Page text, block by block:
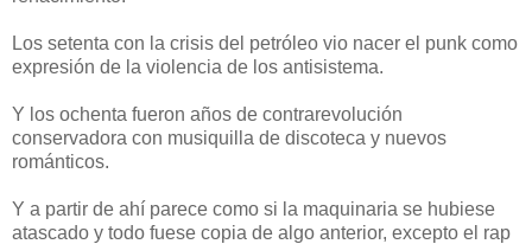
Los setenta con la crisis del petróleo vio nacer el punk como
expresión de la violencia de los antisistema.
Y los ochenta fueron años de contrarevolución
conservadora con musiquilla de discoteca y nuevos
románticos.
Y a partir de ahí parece como si la maquinaria se hubiese
atascado y todo fuese copia de algo anterior, excepto el rap